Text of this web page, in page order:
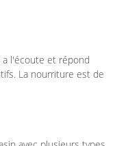
l'écoute et répond
La nourriture est de